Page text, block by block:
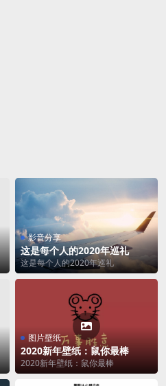
影音分享
这是每个人的2020年巡礼
这是每个人的2020年巡礼
图片壁纸
2020新年壁纸：鼠你最棒
2020新年壁纸：鼠你最棒